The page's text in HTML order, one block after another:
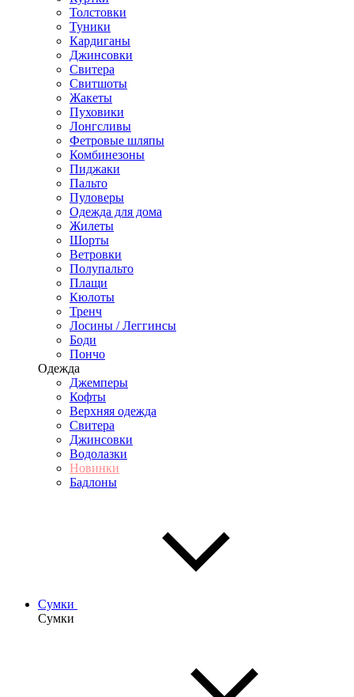
Толстовки
Туники
Кардиганы
Джинсовки
Свитера
Свитшоты
Жакеты
Пуховики
Лонгсливы
Фетровые шляпы
Комбинезоны
Пиджаки
Пальто
Пуловеры
Одежда для дома
Жилеты
Шорты
Ветровки
Полупальто
Плащи
Кюлоты
Тренч
Лосины / Леггинсы
Боди
Пончо
Одежда
Джемперы
Кофты
Верхняя одежда
Свитера
Джинсовки
Водолазки
Новинки
Бадлоны
Сумки
Сумки